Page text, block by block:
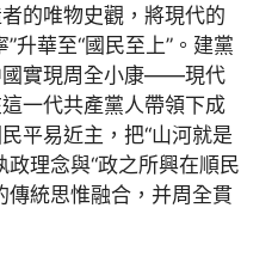
的唯物史觀，將現代的
升華至“國民至上”。建黨
國實現周全小康——現代
一代共產黨人帶領下成
平易近主，把“山河就是
政理念與“政之所興在順民
傳統思惟融合，并周全貫